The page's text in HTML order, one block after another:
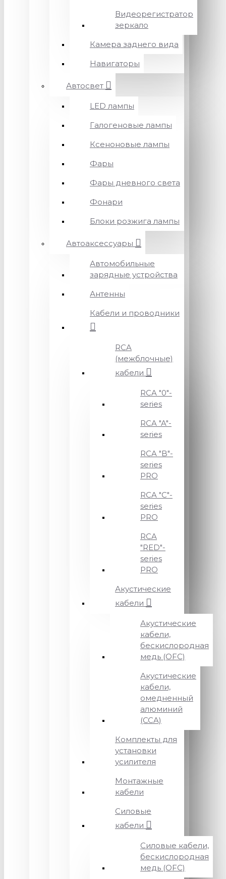
Видеорегистратор
зеркало
Камера заднего вида
Навигаторы
Автосвет
LED лампы
Галогеновые лампы
Ксеноновые лампы
Фары
Фары дневного света
Фонари
Блоки розжига лампы
Автоаксессуары
Автомобильные
зарядные устройства
Антенны
Кабели и проводники
RCA
(межблочные)
кабели
RCA "0"-
series
RCA "A"-
series
RCA "B"-
series
PRO
RCA "C"-
series
PRO
RCA
"RED"-
series
PRO
Акустические
кабели
Акустические
кабели,
бескислородная
медь (OFC)
Акустические
кабели,
омедненный
алюминий
(CCA)
Комплекты для
установки
усилителя
Монтажные
кабели
Силовые
кабели
Силовые кабели,
бескислородная
медь (OFC)